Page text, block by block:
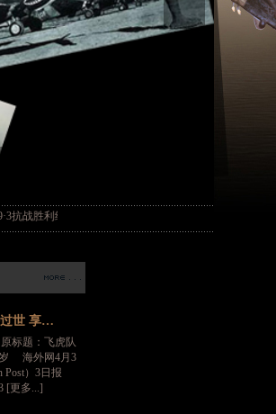
利纪念日丨今晚《长空飞虎》纪录片央视首播
过世 享…
标题：飞虎队
岁 海外网4月3
Post）3日报
[更多...]